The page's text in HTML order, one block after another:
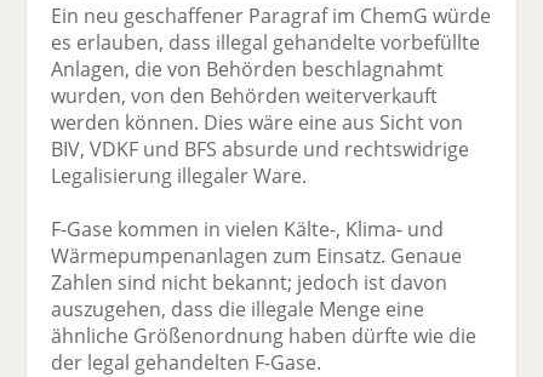
Ein neu geschaffener Paragraf im ChemG würde
es erlauben, dass illegal gehandelte vorbefüllte
Anlagen, die von Behörden beschlagnahmt
wurden, von den Behörden weiterverkauft
werden können. Dies wäre eine aus Sicht von
BIV, VDKF und BFS absurde und rechtswidrige
Legalisierung illegaler Ware.
F-Gase kommen in vielen Kälte-, Klima- und
Wärmepumpenanlagen zum Einsatz. Genaue
Zahlen sind nicht bekannt; jedoch ist davon
auszugehen, dass die illegale Menge eine
ähnliche Größenordnung haben dürfte wie die
der legal gehandelten F-Gase.